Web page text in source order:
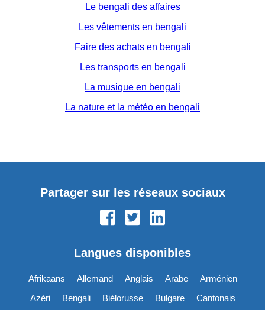
Le bengali des affaires
Les vêtements en bengali
Faire des achats en bengali
Les transports en bengali
La musique en bengali
La nature et la météo en bengali
Partager sur les réseaux sociaux
Langues disponibles
Afrikaans Allemand Anglais Arabe
Arménien
Azéri
Bengali Biélorusse Bulgare
Cantonais